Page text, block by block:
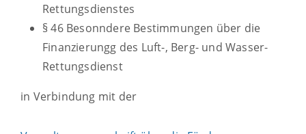
Rettungsdienstes
§ 46 Besonndere Bestimmungen über die
Finanzierungg des Luft-, Berg- und Wasser-
Rettungsdienst
in Verbindung mit der